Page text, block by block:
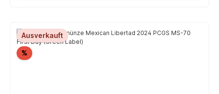
Ausverkauft
%Rabatt